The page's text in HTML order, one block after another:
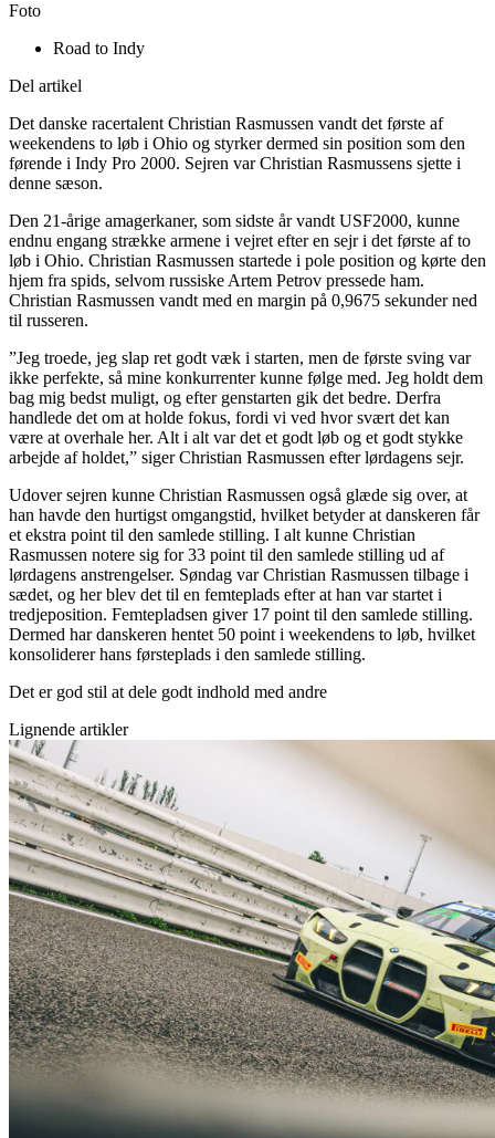
Foto
Road to Indy
Del artikel
Det danske racertalent Christian Rasmussen vandt det første af
weekendens to løb i Ohio og styrker dermed sin position som den
førende i Indy Pro 2000. Sejren var Christian Rasmussens sjette i
denne sæson.
Den 21-årige amagerkaner, som sidste år vandt USF2000, kunne
endnu engang strække armene i vejret efter en sejr i det første af to
løb i Ohio. Christian Rasmussen startede i pole position og kørte den
hjem fra spids, selvom russiske Artem Petrov pressede ham.
Christian Rasmussen vandt med en margin på 0,9675 sekunder ned
til russeren.
”Jeg troede, jeg slap ret godt væk i starten, men de første sving var
ikke perfekte, så mine konkurrenter kunne følge med. Jeg holdt dem
bag mig bedst muligt, og efter genstarten gik det bedre. Derfra
handlede det om at holde fokus, fordi vi ved hvor svært det kan
være at overhale her. Alt i alt var det et godt løb og et godt stykke
arbejde af holdet,” siger Christian Rasmussen efter lørdagens sejr.
Udover sejren kunne Christian Rasmussen også glæde sig over, at
han havde den hurtigst omgangstid, hvilket betyder at danskeren får
et ekstra point til den samlede stilling. I alt kunne Christian
Rasmussen notere sig for 33 point til den samlede stilling ud af
lørdagens anstrengelser. Søndag var Christian Rasmussen tilbage i
sædet, og her blev det til en femteplads efter at han var startet i
tredjeposition. Femtepladsen giver 17 point til den samlede stilling.
Dermed har danskeren hentet 50 point i weekendens to løb, hvilket
konsoliderer hans førsteplads i den samlede stilling.
Det er god stil at dele godt indhold med andre
Lignende artikler